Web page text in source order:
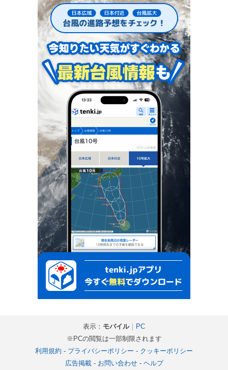
表示： モバイル｜ PC
※PCの閲覧は一部制限されます
利用規約 - プライバシーポリシー - クッキーポリシー
広告掲載- お問い合わせ- ヘルプ